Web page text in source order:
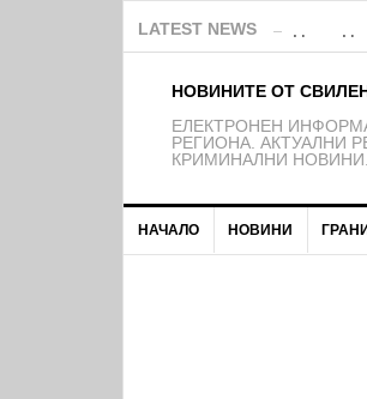
LATEST NEWS Над 150
НОВИНИТЕ ОТ
EЛЕКТРОНЕН
РЕГИОНА. АКТУАЛНИ
КРИМИНАЛНИ НОВИНИ.
НАЧАЛО НОВИНИ